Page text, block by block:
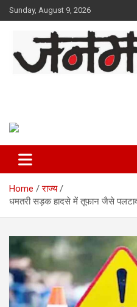
Skip
to
Sunday, August 9, 2026
Home
राज्य
धमतरी सड़क हादसे में तूफान जैसे